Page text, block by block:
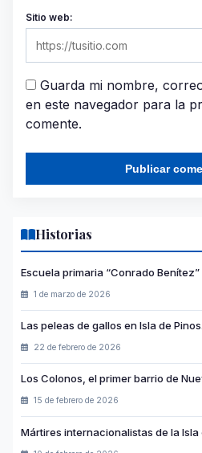
Sitio web:
Guarda mi nombre,
en este navegador para la
comente.
Historias
Escuela primaria “Conrado
1 de marzo de 2026
Las peleas de gallos en Isla de Pinos.
22 de febrero de 2026
Los Colonos, el primer barrio de
15 de febrero de 2026
Mártires internacionalistas de la Isla